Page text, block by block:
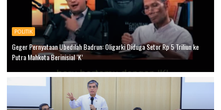
POLITIK
Geger Pernyataan Ubedilah Badrun: Oligarki Diduga Setor Rp 5 Triliun ke
Putra Mahkota Berinisial ‘K’